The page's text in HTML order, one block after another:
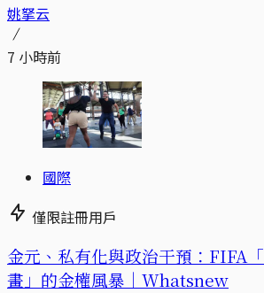
姚拏云
7 小時前
國際
僅限註冊用戶
金元、私有化與政治干預：FIFA
畫」的金權風暴｜Whatsnew